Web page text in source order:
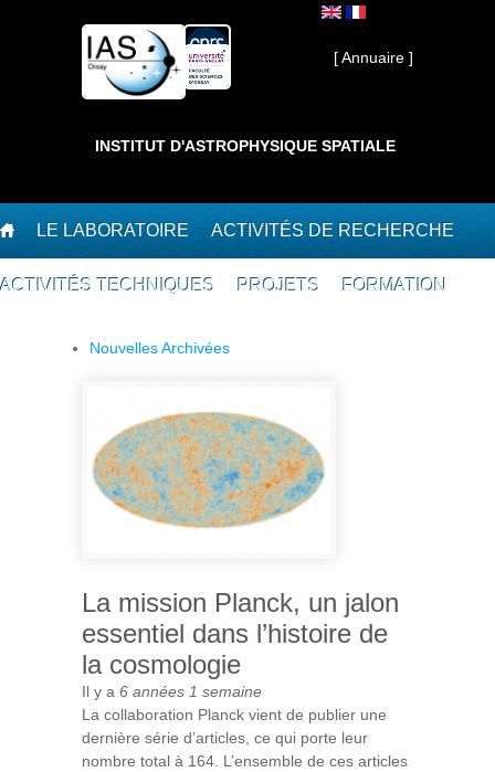
Interne ]
[ Annuaire ]
INSTITUT D'ASTROPHYSIQUE SPATIALE
LE LABORATOIRE ACTIVITÉS DE RECHERCHE
ACTIVITÉS TECHNIQUES PROJETS FORMATION
Nouvelles Archivées
La mission Planck, un jalon
essentiel dans l’histoire de
la cosmologie
Il y a 6 années 1 semaine
La collaboration Planck vient de publier une
dernière série d’articles, ce qui porte leur
nombre total à 164. L’ensemble de ces articles